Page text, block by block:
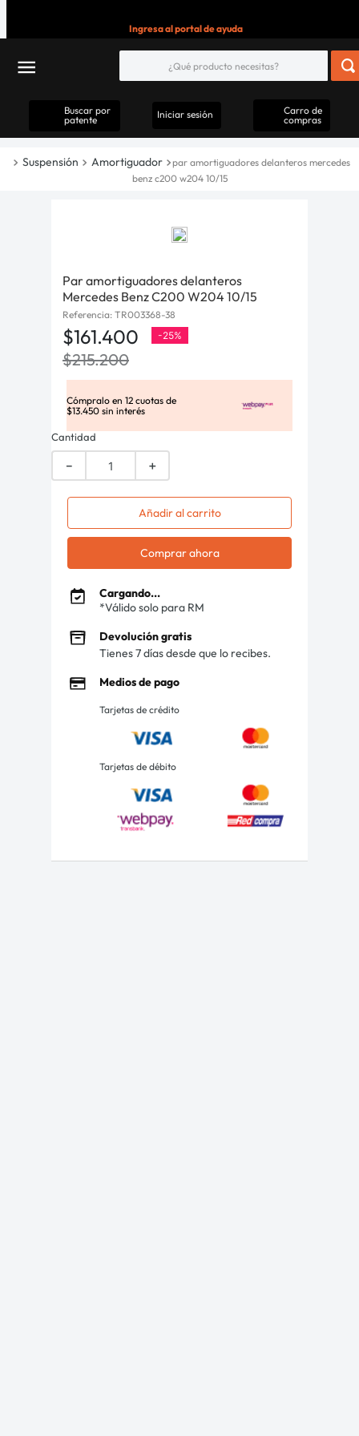
Ingresa al portal de ayuda
Buscar por
patente
Iniciar sesión
Carro de
compras
Suspensión Amortiguador
par amortiguadores delanteros mercedes
benz c200 w204 10/15
Par amortiguadores delanteros
Mercedes Benz C200 W204 10/15
Referencia: TR003368-38
$161.400 -25%
$215.200
Cómpralo en 12 cuotas de
$13.450 sin interés
Cantidad
＋
－
Añadir al carrito
Comprar ahora
Cargando...
*Válido solo para RM
Devolución gratis
Tienes 7 días desde que lo recibes.
Medios de pago
Tarjetas de crédito
Tarjetas de débito